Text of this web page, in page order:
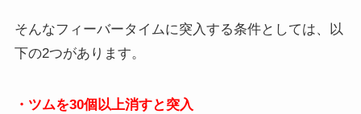
そんなフィーバータイムに突入する条件としては、以
下の2つがあります。
・ツムを30個以上消すと突入